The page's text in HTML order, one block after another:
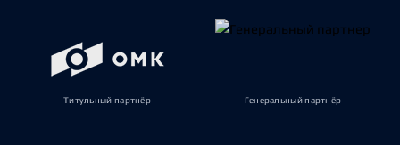
Титульный партнёр Генеральный партнёр